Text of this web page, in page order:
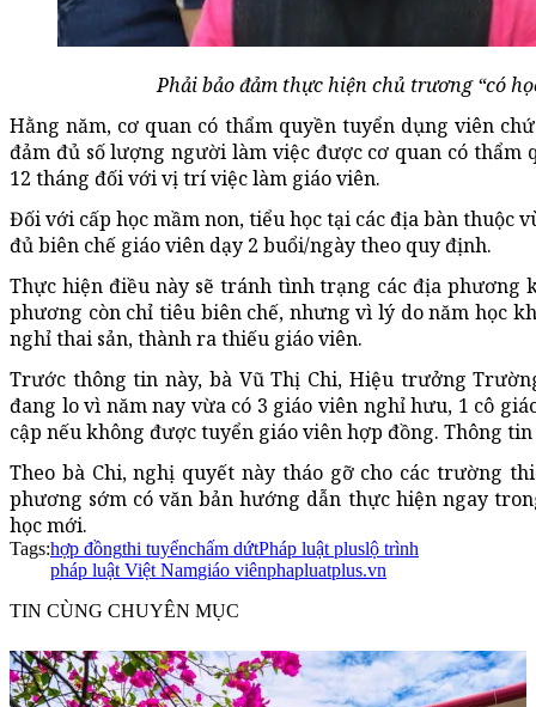
Phải bảo đảm thực hiện chủ trương “có
Hằng năm, cơ quan có thẩm quyền tuyển dụng viên
đảm đủ số lượng người làm việc được cơ quan có thẩm
12 tháng đối với vị trí việc làm giáo viên.
Đối với cấp học mầm non, tiểu học tại các địa bàn thuộc
đủ biên chế giáo viên dạy 2 buổi/ngày theo quy định.
Thực hiện điều này sẽ tránh tình trạng các địa
phương còn chỉ tiêu biên chế, nhưng vì lý do năm học
nghỉ thai sản, thành ra thiếu giáo viên.
Trước thông tin này, bà Vũ Thị Chi, Hiệu trưởng
đang lo vì năm nay vừa có 3 giáo viên nghỉ hưu, 1 cô
cập nếu không được tuyển giáo viên hợp đồng. Thông
Theo bà Chi, nghị quyết này tháo gỡ cho các trường
phương sớm có văn bản hướng dẫn thực hiện ngay
học mới.
Tags:hợp đồngthi tuyểnchấm dứtPháp luật pluslộ trình
pháp luật Việt Namgiáo viênphapluatplus.vn
TIN CÙNG CHUYÊN MỤC